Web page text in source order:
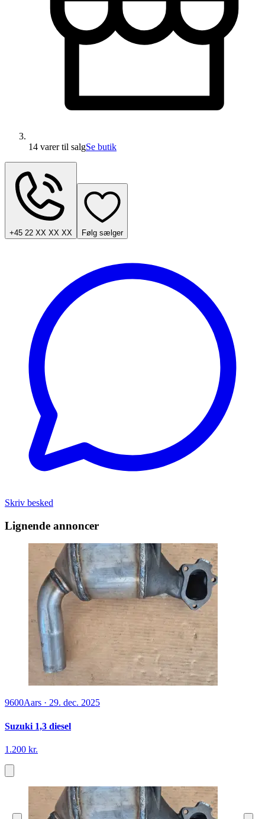
14 varertil salgSe butik
+45 22 XX XX XX Følg sælger
Skriv besked
Lignende annoncer
9600Aars · 29. dec. 2025
Suzuki 1,3 diesel
1.200 kr.